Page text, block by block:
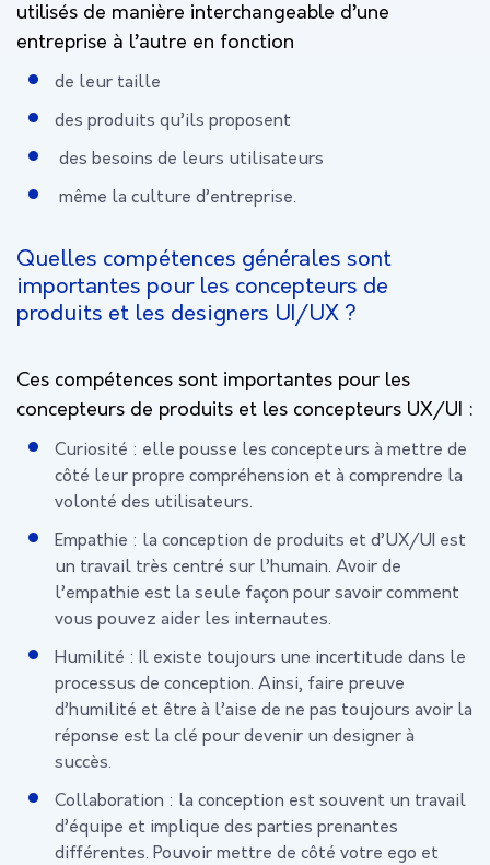
utilisés de manière interchangeable d’une
entreprise à l’autre en fonction
de leur taille
des produits qu’ils proposent
des besoins de leurs utilisateurs
même la culture d’entreprise.
Quelles compétences générales sont
importantes pour les concepteurs de
produits et les designers UI/UX ?
Ces compétences sont importantes pour les
concepteurs de produits et les concepteurs UX/UI :
Curiosité : elle pousse les concepteurs à mettre de
côté leur propre compréhension et à comprendre la
volonté des utilisateurs.
Empathie : la conception de produits et d’UX/UI est
un travail très centré sur l’humain. Avoir de
l’empathie est la seule façon pour savoir comment
vous pouvez aider les internautes.
Humilité : Il existe toujours une incertitude dans le
processus de conception. Ainsi, faire preuve
d’humilité et être à l’aise de ne pas toujours avoir la
réponse est la clé pour devenir un designer à
succès.
Collaboration : la conception est souvent un travail
d’équipe et implique des parties prenantes
différentes. Pouvoir mettre de côté votre ego et